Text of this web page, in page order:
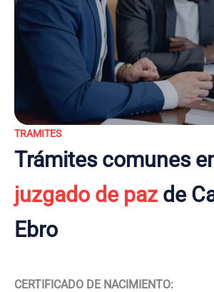
TRAMITES
Trámites comunes
juzgado de pazde
Ebro
CERTIFICADO DE NACIMIENTO: